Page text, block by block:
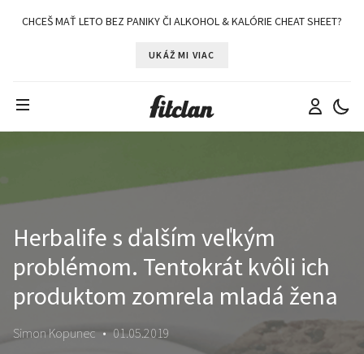
CHCEŠ MAŤ LETO BEZ PANIKY ČI ALKOHOL & KALÓRIE CHEAT SHEET?
UKÁŽ MI VIAC
Herbalife s ďalším veľkým
problémom. Tentokrát kvôli ich
produktom zomrela mladá žena
Simon Kopunec • 01.05.2019